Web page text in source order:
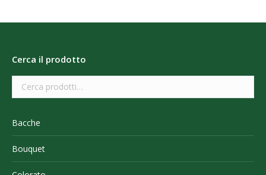
Cerca il prodotto
Bacche
Bouquet